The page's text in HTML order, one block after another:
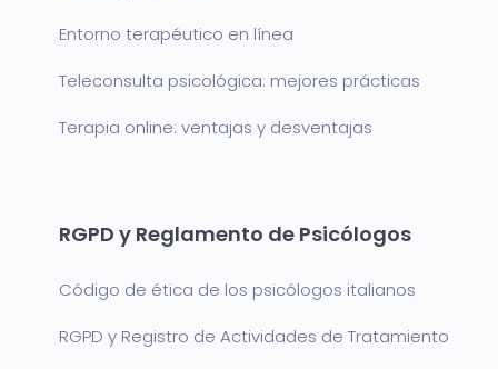
Entorno terapéutico en línea
Teleconsulta psicológica: mejores prácticas
Terapia online: ventajas y desventajas
RGPD y Reglamento de Psicólogos
Código de ética de los psicólogos italianos
RGPD y Registro de Actividades de Tratamiento